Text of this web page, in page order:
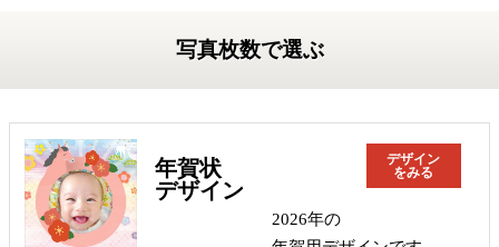
写真枚数で選ぶ
年賀状
デザイン
デザイン
をみる
2026年の